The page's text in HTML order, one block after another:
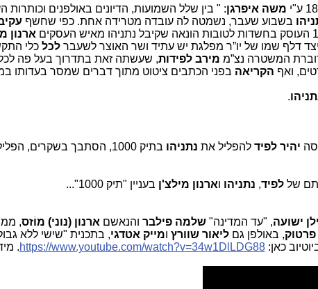
משה איפרגן: " בין שלל השמועות, הדיונים באולפנים וכותרות
בשבוע שעבר, נשמטה לה עובדה מטרידה אחת. כפי שחשף
ארנון
דלף שמו של יו”ר מפלגת יש עתיד ושר האוצר לשעברלכל כלי
המשטרה נצ”מ מירב לפידות, שעשתה זאת בתדרוך בעל פה
ואף הקריאה בפני הכתבים ציטוט מתוך דברים שמסר בעדותו
.
יהיר לפיד להפליל את נתניהו
בתיק 1000, הסתבך בשקרים,
שללפיד, נתניהו וארנון מילצ'ן בעניין "תיק 1000"...
ישועה, "עד המדינה"שלמה פילבר והנאשם ארנון (נוני) מוֹזס,
פרטוק, באולפן גםליאור שוורץ ומייק אטדגי
כאן:https://www.youtube.com/watch?v=34w1DlLDG88
.